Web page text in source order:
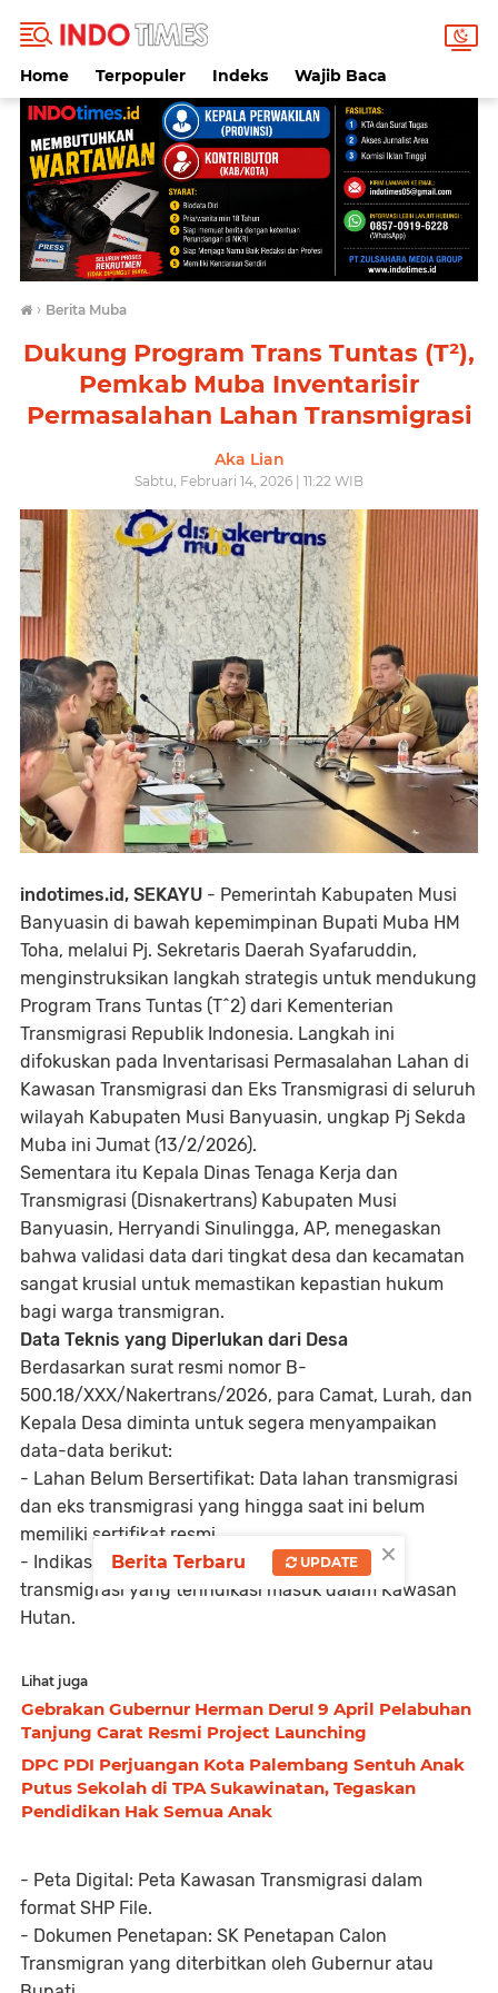
Home Terpopuler Indeks Wajib Baca
› Berita Muba
Dukung Program Trans Tuntas (T²),
Pemkab Muba Inventarisir
Permasalahan Lahan Transmigrasi
Aka Lian
Sabtu, Februari 14, 2026 | 11:22 WIB
indotimes.id, SEKAYU - Pemerintah Kabupaten Musi
Banyuasin di bawah kepemimpinan Bupati Muba HM
Toha, melalui Pj. Sekretaris Daerah Syafaruddin,
menginstruksikan langkah strategis untuk mendukung
Program Trans Tuntas (T^2) dari Kementerian
Transmigrasi Republik Indonesia. Langkah ini
difokuskan pada Inventarisasi Permasalahan Lahan di
Kawasan Transmigrasi dan Eks Transmigrasi di seluruh
wilayah Kabupaten Musi Banyuasin, ungkap Pj Sekda
Muba ini Jumat (13/2/2026).
Sementara itu Kepala Dinas Tenaga Kerja dan
Transmigrasi (Disnakertrans) Kabupaten Musi
Banyuasin, Herryandi Sinulingga, AP, menegaskan
bahwa validasi data dari tingkat desa dan kecamatan
sangat krusial untuk memastikan kepastian hukum
bagi warga transmigran.
Data Teknis yang Diperlukan dari Desa
Berdasarkan surat resmi nomor B-
500.18/XXX/Nakertrans/2026, para Camat, Lurah, dan
Kepala Desa diminta untuk segera menyampaikan
data-data berikut:
- Lahan Belum Bersertifikat: Data lahan transmigrasi
dan eks transmigrasi yang hingga saat ini belum
memiliki sertifikat resmi.
- Indikasi Kawasan Hutan: Identifikasi areal
transmigrasi yang terindikasi masuk dalam Kawasan
Hutan.
Lihat juga
Gebrakan Gubernur Herman Deru! 9 April Pelabuhan
Tanjung Carat Resmi Project Launching
DPC PDI Perjuangan Kota Palembang Sentuh Anak
Putus Sekolah di TPA Sukawinatan, Tegaskan
Pendidikan Hak Semua Anak
- Peta Digital: Peta Kawasan Transmigrasi dalam
format SHP File.
- Dokumen Penetapan: SK Penetapan Calon
Transmigran yang diterbitkan oleh Gubernur atau
×
Berita Terbaru UPDATE